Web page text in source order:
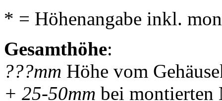
* = Höhenangabe inkl.
Gesamthöhe:
???mm Höhe vom
+ 25-50mm bei